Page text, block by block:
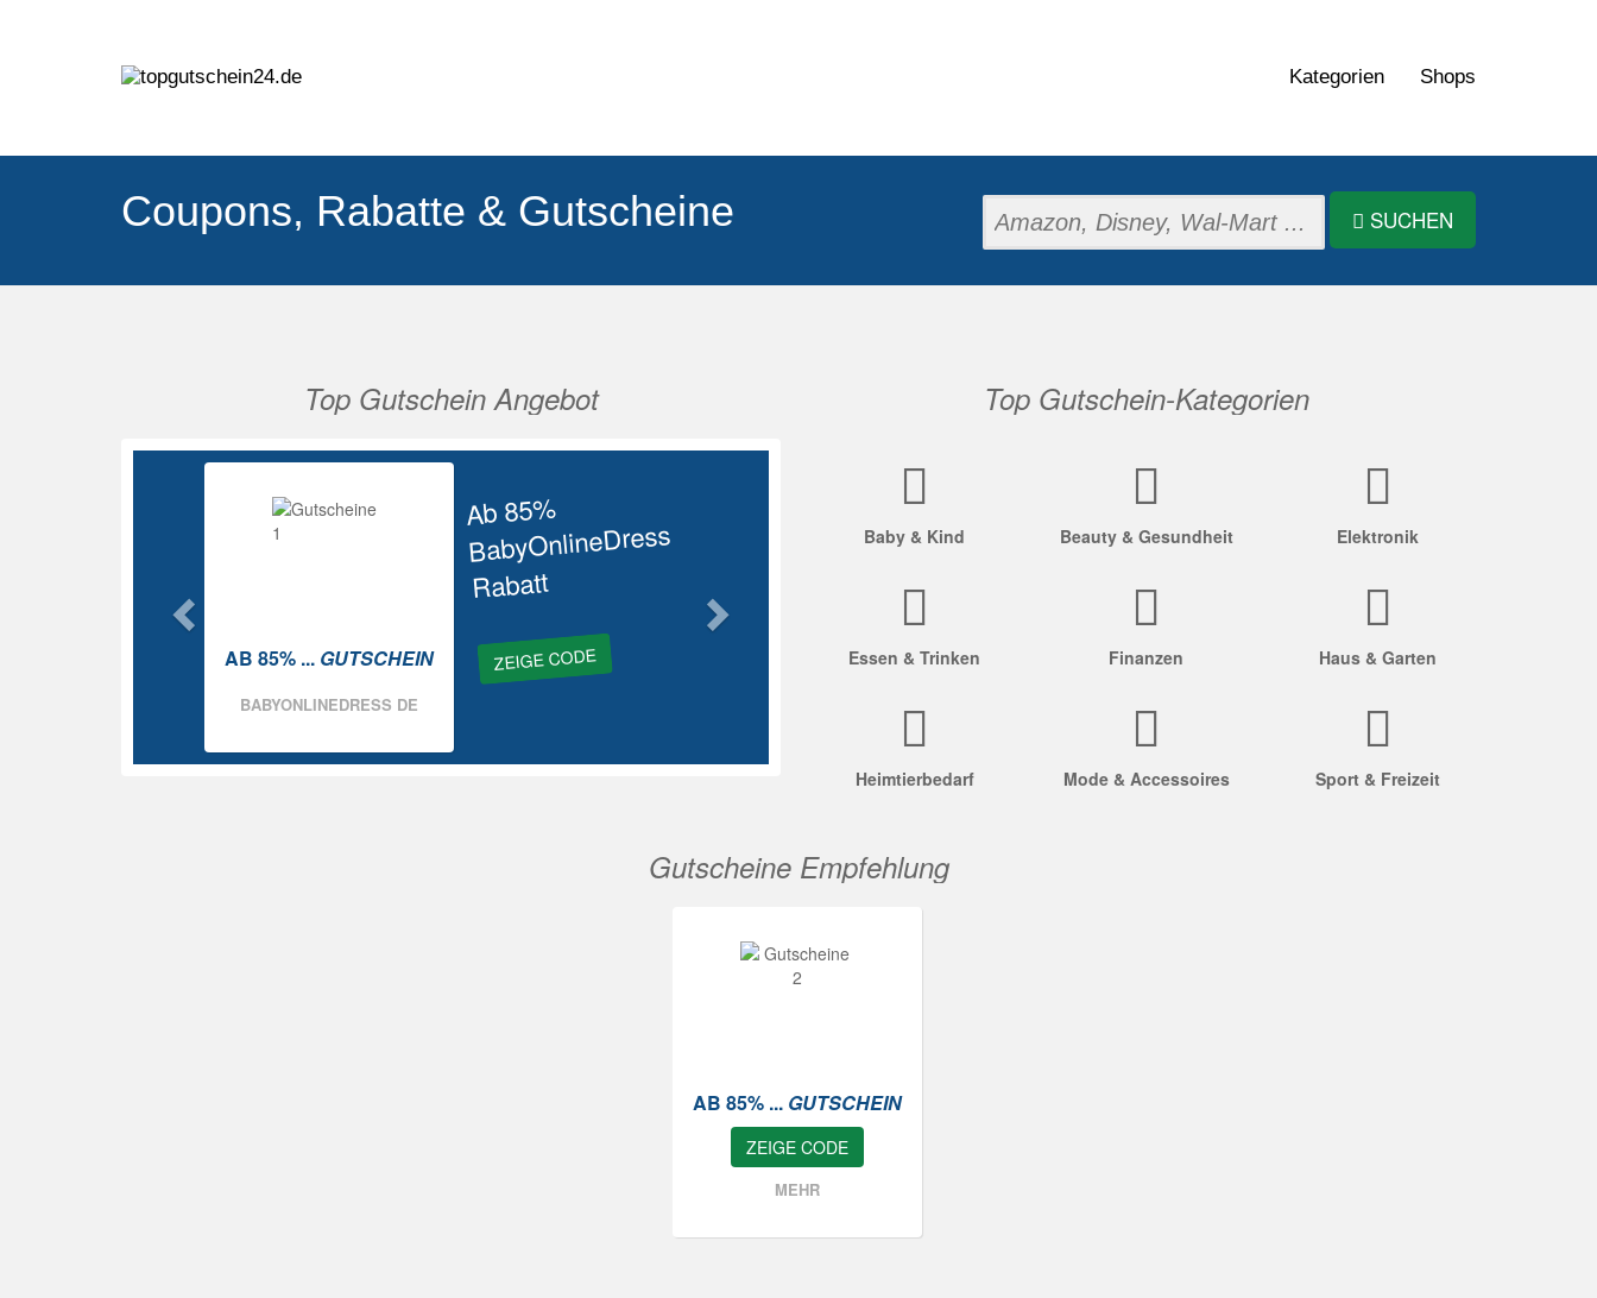
Kategorien Shops
Coupons, Rabatte & Gutscheine SUCHEN
Top Gutschein Angebot
Ab 85%
BabyOnlineDress
Rabatt
ZEIGE CODE
AB 85% ... GUTSCHEIN
BABYONLINEDRESS DE
Vorherige
Top Gutschein-Kategorien
Baby & Kind Beauty & Gesundheit Elektronik
Essen & Trinken Finanzen Haus & Garten
Heimtierbedarf Mode & Accessoires Sport & Freizeit
Gutscheine Empfehlung
AB 85% ... GUTSCHEIN
ZEIGE CODE
MEHR